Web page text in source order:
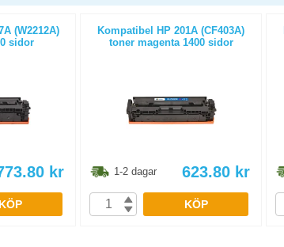
(W2212A)
sidor
kr
KÖP
Kompatibel HP 201A (CF403A)
toner magenta 1400 sidor
1-2 dagar 623.80 kr
KÖP